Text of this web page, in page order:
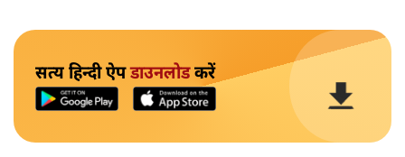
सुप्रीम कोर्ट ने केरल के सबरीमला स्थित भगवान अयप्पा के मंदिर
में महिलाओं को घुसने की अनुमति पर पुनर्विचार करने के लिए 7